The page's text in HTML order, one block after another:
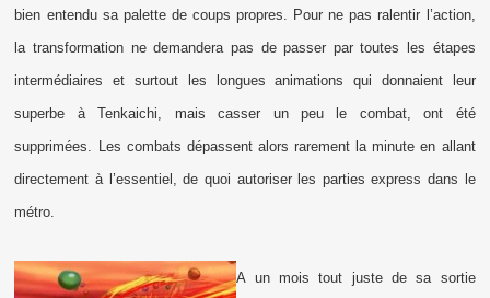
bien entendu sa palette de coups propres. Pour ne pas ralentir l’action,
la transformation ne demandera pas de passer par toutes les étapes
intermédiaires et surtout les longues animations qui donnaient leur
superbe à Tenkaichi, mais casser un peu le combat, ont été
supprimées. Les combats dépassent alors rarement la minute en allant
directement à l’essentiel, de quoi autoriser les parties express dans le
métro.
A un mois tout juste de sa sortie